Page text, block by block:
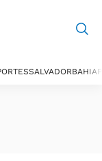
SALVADORBAHIA